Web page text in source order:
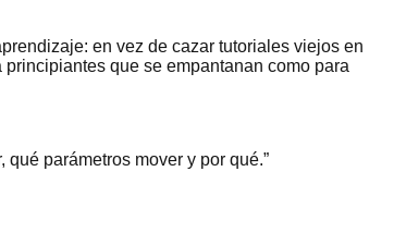
en vez de cazar tutoriales viejos en
que se empantanan como para
parámetros mover y por qué.”